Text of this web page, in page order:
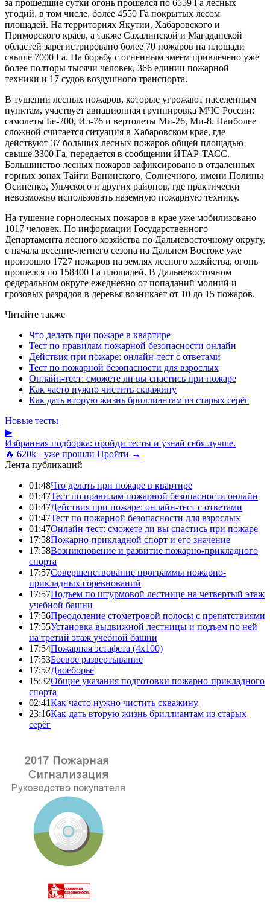
за прошедшие сутки огонь прошелся по 6559 Га лесных
угодий, в том числе, более 4550 Га покрытых лесом
площадей. На территориях Якутии, Хабаровского и
Приморского краев, а также Сахалинской и Магаданской
областей зарегистрировано более 70 пожаров на площади
свыше 7000 Га. На борьбу с огненным змеем привлечено уже
более полторы тысячи человек, 366 единиц пожарной
техники и 17 судов воздушного транспорта.
В тушении лесных пожаров, которые угрожают населенным
пунктам, участвует авиационная группировка МЧС России:
самолеты Бе-200, Ил-76 и вертолеты Ми-26, Ми-8. Наиболее
сложной считается ситуация в Хабаровском крае, где
действуют 37 больших лесных пожаров общей площадью
свыше 3300 Га, передается в сообщении ИТАР-ТАСС.
Большинство лесных пожаров зафиксировано в отдаленных
горных зонах Тайги Ванинского, Солнечного, имени Полины
Осипенко, Ульчского и других районов, где практически
невозможно использовать наземную пожарную технику.
На тушение горнолесных пожаров в крае уже мобилизовано
1017 человек. По информации Государственного
Департамента лесного хозяйства по Дальневосточному округу,
с начала весенне-летнего сезона на Дальнем Востоке уже
произошло 1727 пожаров на землях лесного хозяйства, огонь
прошелся по 158400 Га площадей. В Дальневосточном
федеральном округе ежедневно от попаданий молний и
грозовых разрядов в деревья возникает от 10 до 15 пожаров.
Читайте также
Что делать при пожаре в квартире
Тест по правилам пожарной безопасности онлайн
Действия при пожаре: онлайн-тест с ответами
Тест по пожарной безопасности для взрослых
Онлайн-тест: сможете ли вы спастись при пожаре
Как часто нужно чистить скважину
Как дать вторую жизнь бриллиантам из старых серёг
Новые тесты
▶
Избранная подборка: пройди тесты и узнай себя лучше.
🔥 620k+ уже прошли Пройти →
Лента публикаций
01:48Что делать при пожаре в квартире
01:47Тест по правилам пожарной безопасности онлайн
01:47Действия при пожаре: онлайн-тест с ответами
01:47Тест по пожарной безопасности для взрослых
01:47Онлайн-тест: сможете ли вы спастись при пожаре
17:58Пожарно-прикладной спорт и его значение
17:58Возникновение и развитие пожарно-прикладного
спорта
17:57Совершенствование программы пожарно-
прикладных соревнований
17:57Подъем по штурмовой лестнице на четвертый этаж
учебной башни
17:56Преодоление стометровой полосы с препятствиями
17:55Установка выдвижной лестницы и подъем по ней
на третий этаж учебной башни
17:54Пожарная эстафета (4x100)
17:53Боевое развертывание
17:52Двоеборье
15:32Общие указания подготовки пожарно-прикладного
спорта
02:41Как часто нужно чистить скважину
23:16Как дать вторую жизнь бриллиантам из старых
серёг